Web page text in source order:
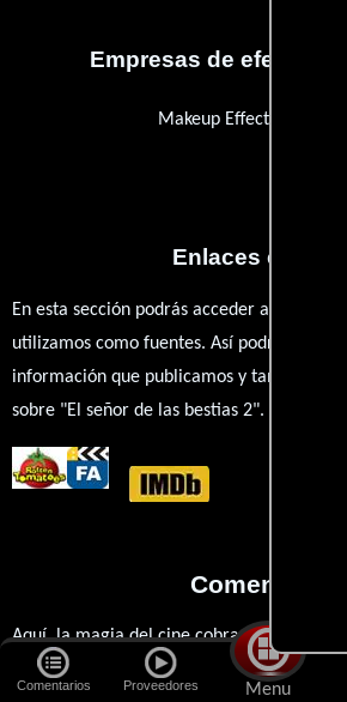
Comentarios Proveedores Menu
Empresas de efectos
Makeup Effects
Enlaces
En esta sección podrás acceder a los
utilizamos como fuentes. Así podrás
información que publicamos y también
sobre "El señor de las bestias 2".
Comentarios
Aquí, la magia del cine cobra vida a través
te llevó ver esta película? ¿Eres fan de